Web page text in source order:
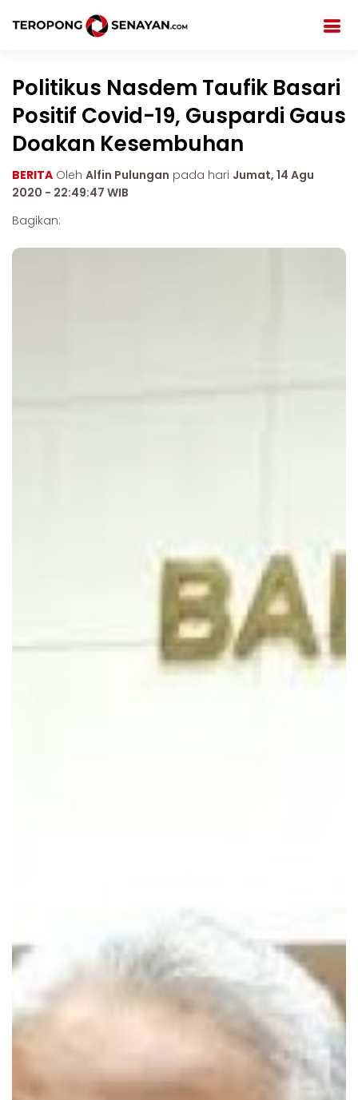
Politikus Nasdem Taufik Basari
Positif Covid-19, Guspardi Gaus
Doakan Kesembuhan
BERITA Oleh Alfin Pulungan pada hari Jumat, 14 Agu
2020 - 22:49:47 WIB
Bagikan: